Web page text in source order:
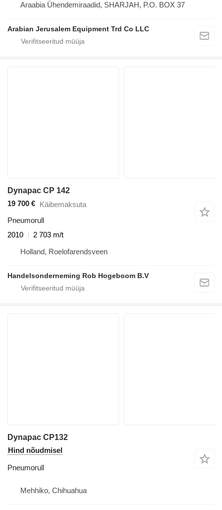
Araabia Ühendemiraadid, SHARJAH, P.O. BOX 37
Arabian Jerusalem Equipment Trd Co LLC
Dynapac CP 142
19 700 € Käibemaksuta
Pneumorull
2010
2 703 m/t
Holland, Roelofarendsveen
Handelsonderneming Rob Hogeboom B.V
Dynapac CP132
Hind nõudmisel
Pneumorull
Mehhiko, Chihuahua